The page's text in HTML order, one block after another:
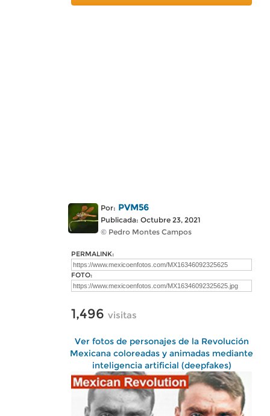
Por: PVM56
Publicada: Octubre 23, 2021
© Pedro Montes Campos
PERMALINK:
FOTO:
1,496 visitas
Ver fotos de personajes de la Revolución
Mexicana coloreadas y animadas mediante
inteligencia artificial (deepfakes)